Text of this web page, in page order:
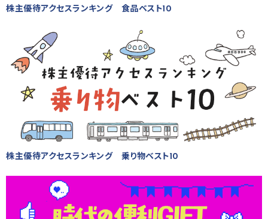
株主優待アクセスランキング 食品ベスト10
株主優待アクセスランキング 乗り物ベスト10